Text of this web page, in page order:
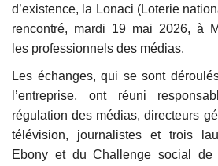
d’existence, la Lonaci (Loterie
rencontré, mardi 19 mai 2026, à
les professionnels des médias.
Les échanges, qui se sont
l’entreprise, ont réuni
régulation des médias, directeurs
télévision, journalistes et trois
Ebony et du Challenge social de